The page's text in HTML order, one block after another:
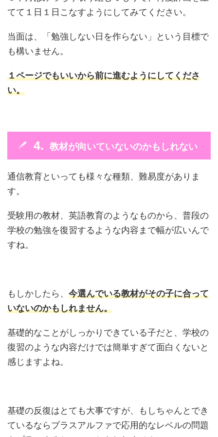
てて１日１日こなすようにしてみてください。
当面は、「勉強しない日を作らない」という目標で
も構いません。
１ページでもいいから前に進むようにしてくださ
い。
教材が向いていないのかもしれない
通信教育といっても様々な種類、難易度がありま
す。
受験用の教材、英語教育のようなものから、普段の
学校の勉強を復習するような内容まで幅が広いんで
すね。
もしかしたら、 今選んでいる教材がその子に合って
いないのかもしれません。
基礎的なことがしっかりできている子だと、学校の
復習のような内容だけでは簡単すぎて面白くないと
感じますよね。
基礎の反復はとても大事ですが、もしちゃんとでき
ているならプラスアルファで応用的なレベルの問題